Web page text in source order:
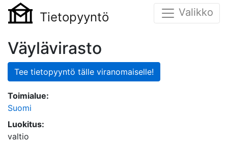
Tietopyyntö Valikko
Väylävirasto
Tee tietopyyntö tälle viranomaiselle!
Toimialue:
Suomi
Luokitus:
valtio